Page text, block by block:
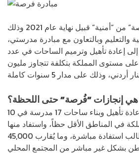
انطلقت مبادرة “فُرصة” من “أمنية” قبيل نهاية عام 2021 وذلك
والتعليم وبالتعاون مع مبادرة مدرستي،
إعادة تأهيل وترميم الساحات في عدد
مستوى المملكة بتكلفة تتجاوز مليون
هي إنجازات “فُرصة” حتى اللحظة؟
تمكّنت “فُرصة” من إعادة تأهيل وبناء ساحات 17 مدرسة في 10
في المناطق الأقل حظاً، واستفاد منها
حوالي 12,000 طالب استفادة مباشرة، وما يُقارب 45,000